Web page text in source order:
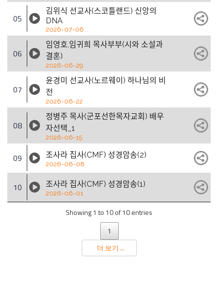
05
김위식 선교사(스코틀랜드) 신앙의
DNA
2026-07-06
06
임영호,임귀희 목사부부(시와 소설과
결혼)
2026-06-29
07
윤경미 선교사(노르웨이) 하나님의 비
전
2026-06-22
08
정병주 목사(군포선한목자교회) 배우
자선택_1
2026-06-15
09 조사라 집사(CMF) 성경암송(2)
2026-06-08
10 조사라 집사(CMF) 성경암송(1)
2026-06-01
Showing 1 to 10 of 10 entries
1
더 보기 ...